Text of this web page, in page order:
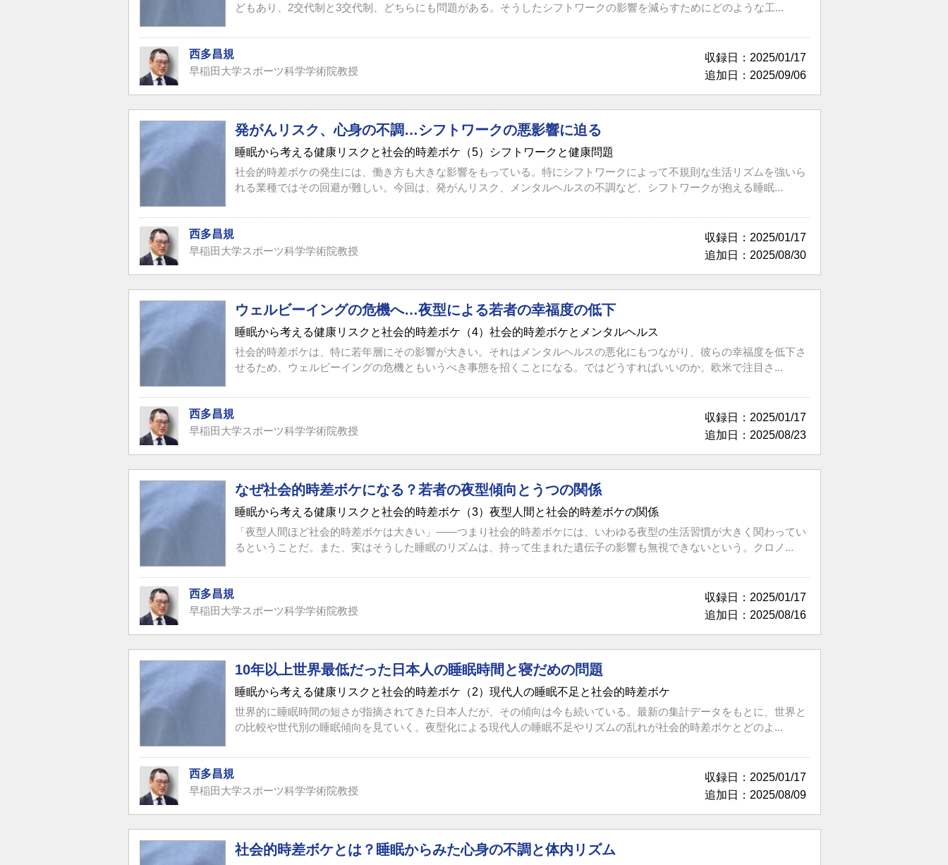
どもあり、2交代制と3交代制、どちらにも問題がある。そうしたシフトワークの影響を減らすためにどのような工...
収録日：2025/01/17
追加日：2025/09/06
西多昌規
早稲田大学スポーツ科学学術院教授
発がんリスク、心身の不調…シフトワークの悪影響に迫る
睡眠から考える健康リスクと社会的時差ボケ（5）シフトワークと健康問題
社会的時差ボケの発生には、働き方も大きな影響をもっている。特にシフトワークによって不規則な生活リズムを強いら
れる業種ではその回避が難しい。今回は、発がんリスク、メンタルヘルスの不調など、シフトワークが抱える睡眠...
収録日：2025/01/17
追加日：2025/08/30
西多昌規
早稲田大学スポーツ科学学術院教授
ウェルビーイングの危機へ…夜型による若者の幸福度の低下
睡眠から考える健康リスクと社会的時差ボケ（4）社会的時差ボケとメンタルヘルス
社会的時差ボケは、特に若年層にその影響が大きい。それはメンタルヘルスの悪化にもつながり、彼らの幸福度を低下さ
せるため、ウェルビーイングの危機ともいうべき事態を招くことになる。ではどうすればいいのか。欧米で注目さ...
収録日：2025/01/17
追加日：2025/08/23
西多昌規
早稲田大学スポーツ科学学術院教授
なぜ社会的時差ボケになる？若者の夜型傾向とうつの関係
睡眠から考える健康リスクと社会的時差ボケ（3）夜型人間と社会的時差ボケの関係
「夜型人間ほど社会的時差ボケは大きい」――つまり社会的時差ボケには、いわゆる夜型の生活習慣が大きく関わってい
るということだ。また、実はそうした睡眠のリズムは、持って生まれた遺伝子の影響も無視できないという。クロノ...
収録日：2025/01/17
追加日：2025/08/16
西多昌規
早稲田大学スポーツ科学学術院教授
10年以上世界最低だった日本人の睡眠時間と寝だめの問題
睡眠から考える健康リスクと社会的時差ボケ（2）現代人の睡眠不足と社会的時差ボケ
世界的に睡眠時間の短さが指摘されてきた日本人だが、その傾向は今も続いている。最新の集計データをもとに、世界と
の比較や世代別の睡眠傾向を見ていく。夜型化による現代人の睡眠不足やリズムの乱れが社会的時差ボケとどのよ...
収録日：2025/01/17
追加日：2025/08/09
西多昌規
早稲田大学スポーツ科学学術院教授
社会的時差ボケとは？睡眠からみた心身の不調と体内リズム